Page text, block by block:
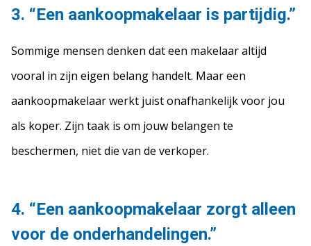
3. “Een aankoopmakelaar is partijdig.”
Sommige mensen denken dat een makelaar altijd
vooral in zijn eigen belang handelt. Maar een
aankoopmakelaar werkt juist onafhankelijk voor jou
als koper. Zijn taak is om jouw belangen te
beschermen, niet die van de verkoper.
4. “Een aankoopmakelaar zorgt alleen
voor de onderhandelingen.”